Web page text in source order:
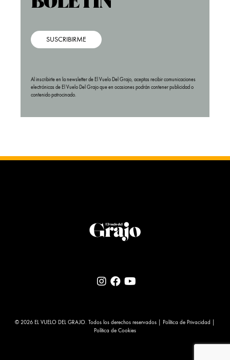
SUSCRIBIRME
Al inscribirte en la newsletter de El Vuelo Del Grajo, aceptas recibir comunicaciones
electrónicas de El Vuelo Del Grajo que en ocasiones podrán contener publicidad o
contenido patrocinado.
© 2026 EL VUELO DEL GRAJO. Todos los derechos reservados | Política de Privacidad
Política de Cookies